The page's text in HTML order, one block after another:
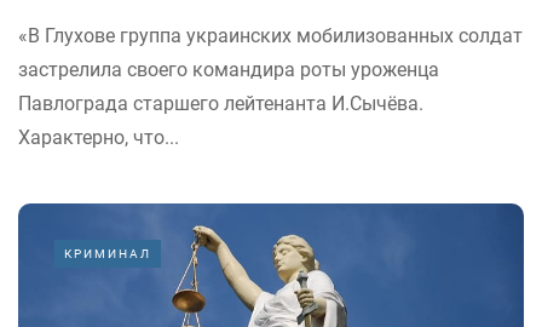
«В Глухове группа украинских мобилизованных солдат
застрелила своего командира роты уроженца
Павлограда старшего лейтенанта И.Сычёва.
Характерно, что...
КРИМИНАЛ